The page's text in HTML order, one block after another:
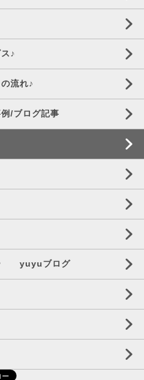
♪
流れ♪
/ブログ記事
ー yuyuブログ